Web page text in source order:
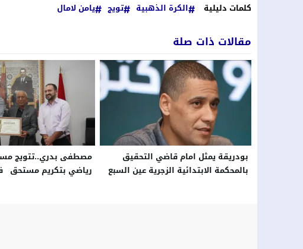
كلمات دليلية
الكرة الذهبية تويج يامن لامال
مقالات ذات صلة
بودريقة يمثل امام قاضي التحقيق
بالمحكمة الابتدائية الزجرية عين السبع
مصطفى بدري..تتويج
رياضي بتكريم مستحق في تطوان.